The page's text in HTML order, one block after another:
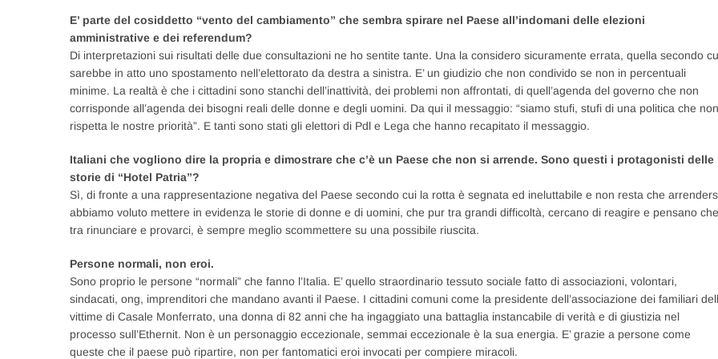
E’ parte del cosiddetto “vento del cambiamento” che sembra spirare nel Paese all’indomani delle elezioni
amministrative e dei referendum?
Di interpretazioni sui risultati delle due consultazioni ne ho sentite tante. Una la considero sicuramente errata, quella secondo
sarebbe in atto uno spostamento nell’elettorato da destra a sinistra. E’ un giudizio che non condivido se non in percentuali
minime. La realtà è che i cittadini sono stanchi dell’inattività, dei problemi non affrontati, di quell’agenda del governo che non
corrisponde all’agenda dei bisogni reali delle donne e degli uomini. Da qui il messaggio: “siamo stufi, stufi di una politica che non
rispetta le nostre priorità”. E tanti sono stati gli elettori di Pdl e Lega che hanno recapitato il messaggio.
Italiani che vogliono dire la propria e dimostrare che c’è un Paese che non si arrende. Sono questi i protagonisti delle
storie di “Hotel Patria”?
Sì, di fronte a una rappresentazione negativa del Paese secondo cui la rotta è segnata ed ineluttabile e non resta che
abbiamo voluto mettere in evidenza le storie di donne e di uomini, che pur tra grandi difficoltà, cercano di reagire e pensano
tra rinunciare e provarci, è sempre meglio scommettere su una possibile riuscita.
Persone normali, non eroi.
Sono proprio le persone “normali” che fanno l’Italia. E’ quello straordinario tessuto sociale fatto di associazioni, volontari,
sindacati, ong, imprenditori che mandano avanti il Paese. I cittadini comuni come la presidente dell’associazione dei familiari
vittime di Casale Monferrato, una donna di 82 anni che ha ingaggiato una battaglia instancabile di verità e di giustizia nel
processo sull’Ethernit. Non è un personaggio eccezionale, semmai eccezionale è la sua energia. E’ grazie a persone come
queste che il paese può ripartire, non per fantomatici eroi invocati per compiere miracoli.